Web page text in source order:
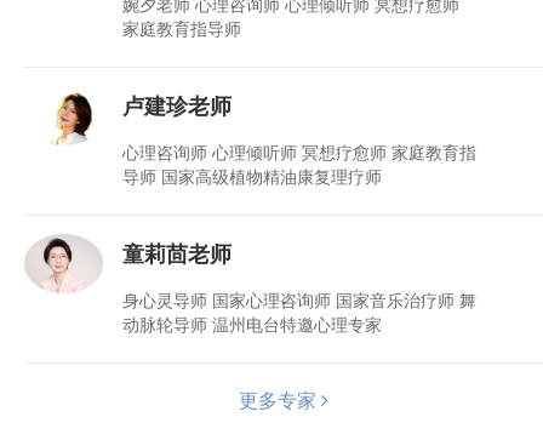
家庭教育指导师
卢建珍老师
心理咨询师 心理倾听师 冥想疗愈师 家庭教育指
导师 国家高级植物精油康复理疗师
童莉茴老师
身心灵导师 国家心理咨询师 国家音乐治疗师 舞
动脉轮导师 温州电台特邀心理专家
更多专家